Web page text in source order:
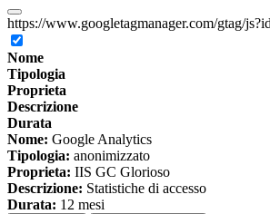
https://www.googletagmanager.com/gtag/
Nome
Tipologia
Proprieta
Descrizione
Durata
Nome: Google Analytics
Tipologia: anonimizzato
Proprieta: IIS GC Glorioso
Descrizione: Statistiche di accesso
Durata: 12 mesi